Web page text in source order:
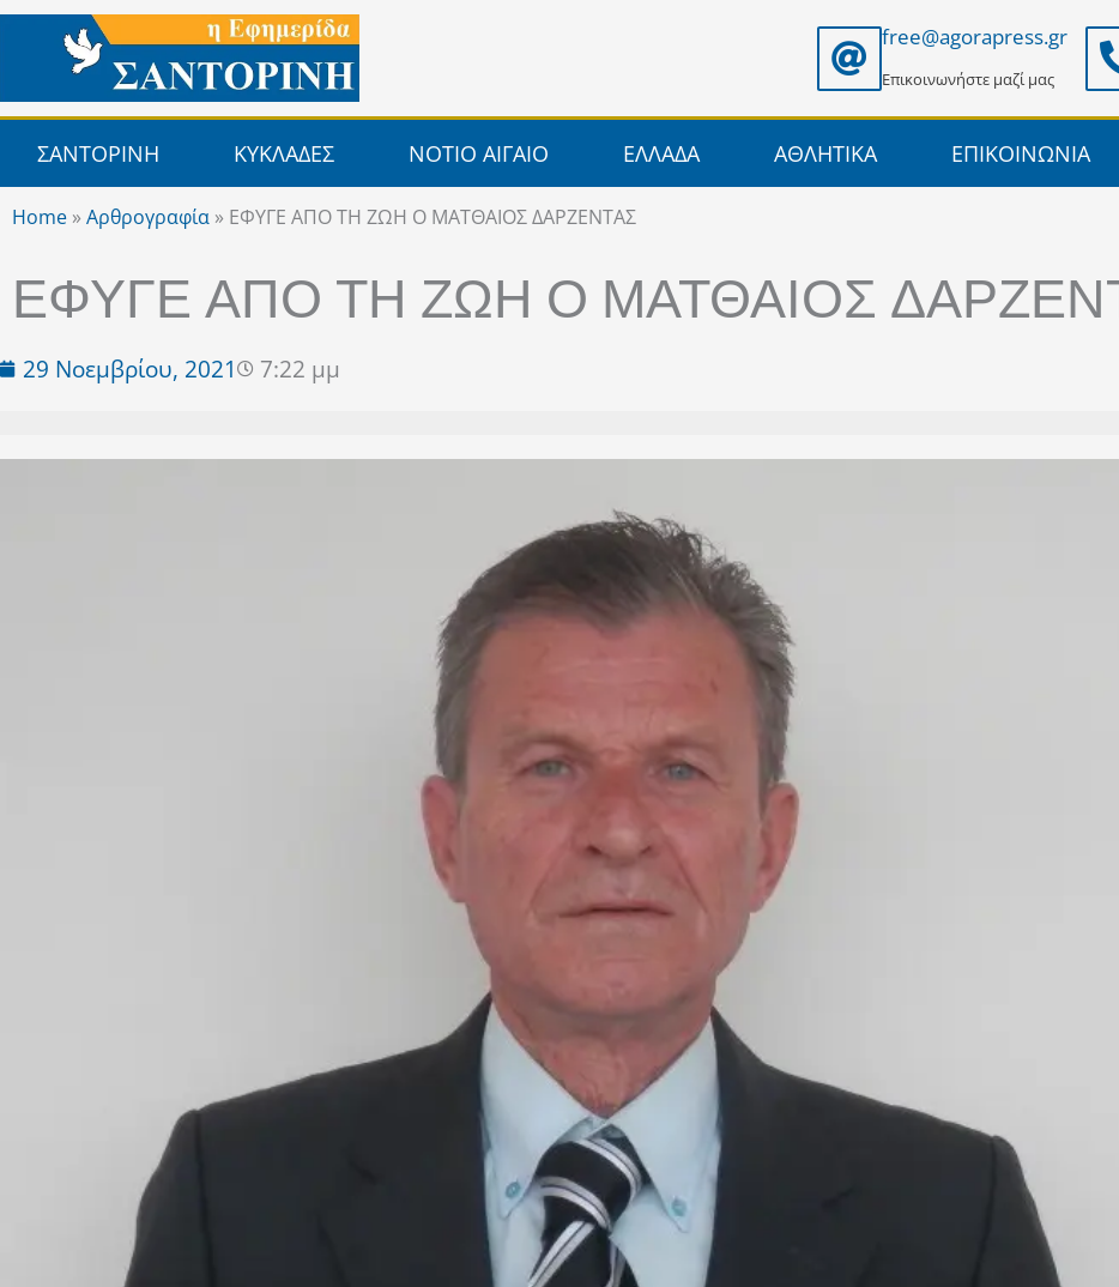
Μετάβαση
περιεχόμενο
free@agorapress.gr
Επικοινωνήστε μαζί μας
ΣΑΝΤΟΡΙΝΗ ΚΥΚΛΑΔΕΣ ΝΟΤΙΟ ΑΙΓΑΙΟ ΕΛΛΑΔΑ ΑΘΛΗΤΙΚΑ ΕΠΙΚΟΙΝΩΝΙΑ
Home »Αρθρογραφία » ΕΦΥΓΕ ΑΠΟ ΤΗ ΖΩΗ Ο ΜΑΤΘΑΙΟΣ ΔΑΡΖΕΝΤΑΣ
ΕΦΥΓΕ ΑΠΟ ΤΗ ΖΩΗ Ο ΜΑΤΘΑΙΟΣ
29 Νοεμβρίου, 2021 7:22 μμ